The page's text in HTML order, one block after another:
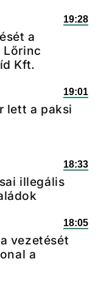
19:28
a
Lőrinc
Kft.
19:01
lett a paksi
18:33
illegális
18:05
vezetését
a